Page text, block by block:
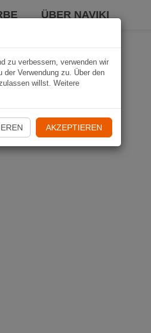
ÜBER NAVIKI
zu verbessern, verwenden wir
Verwendung zu. Über den
willst. Weitere
AKZEPTIEREN